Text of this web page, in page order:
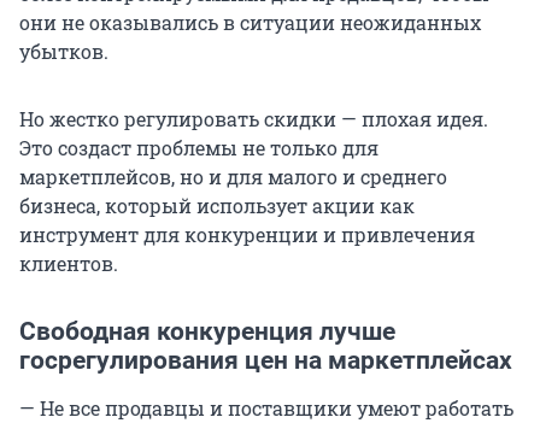
они не оказывались в ситуации неожиданных
убытков.
Но жестко регулировать скидки — плохая идея.
Это создаст проблемы не только для
маркетплейсов, но и для малого и среднего
бизнеса, который использует акции как
инструмент для конкуренции и привлечения
клиентов.
Свободная конкуренция лучше
госрегулирования цен на маркетплейсах
— Не все продавцы и поставщики умеют работать